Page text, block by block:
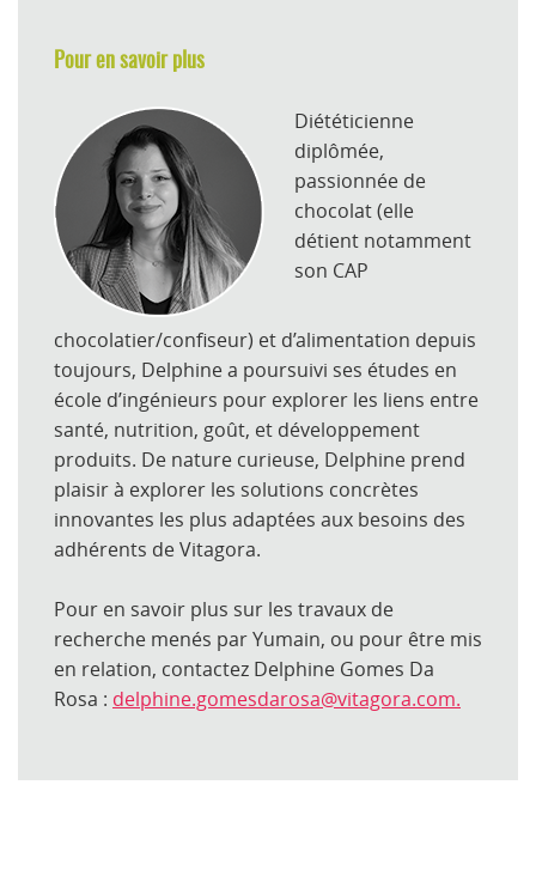
Pour en savoir plus
Diététicienne
diplômée,
passionnée de
chocolat (elle
détient notamment
son CAP
chocolatier/confiseur) et d’alimentation depuis
toujours, Delphine a poursuivi ses études en
école d’ingénieurs pour explorer les liens entre
santé, nutrition, goût, et développement
produits. De nature curieuse, Delphine prend
plaisir à explorer les solutions concrètes
innovantes les plus adaptées aux besoins des
adhérents de Vitagora.
Pour en savoir plus sur les travaux de
recherche menés par Yumain, ou pour être mis
en relation, contactez Delphine Gomes Da
Rosa : delphine.gomesdarosa@vitagora.com.